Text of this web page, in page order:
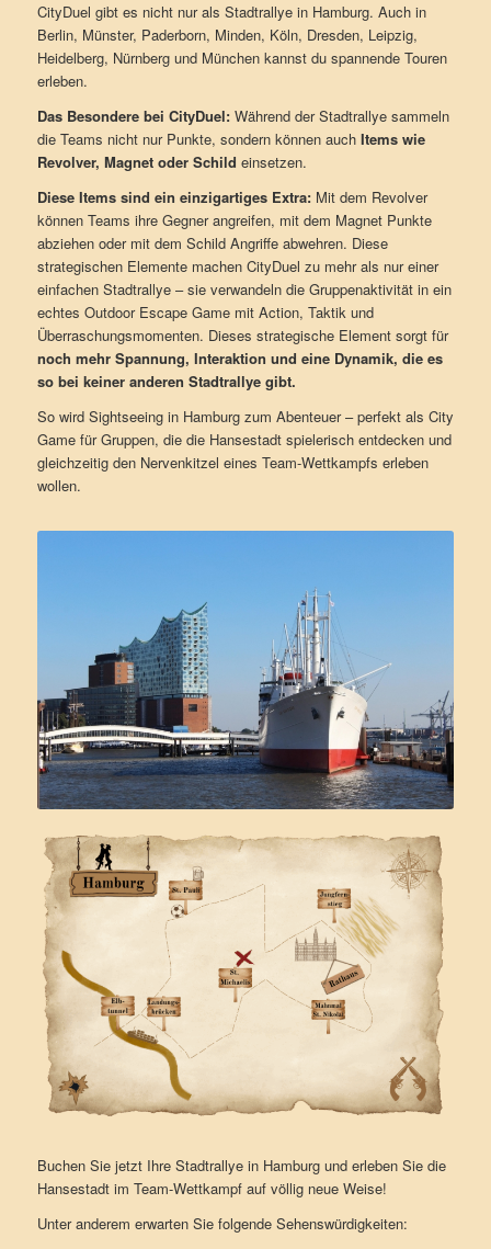
CityDuel gibt es nicht nur als Stadtrallye in Hamburg. Auch in
Berlin, Münster, Paderborn, Minden, Köln, Dresden, Leipzig,
Heidelberg, Nürnbergund Münchenkannst du spannende Touren
erleben.
Das Besondere bei CityDuel:Während der Stadtrallye sammeln
die Teams nicht nur Punkte, sondern können auch Items wie
Revolver, Magnet oder Schild einsetzen.
Diese Items sind ein einzigartiges Extra:Mit dem Revolver
können Teams ihre Gegner angreifen, mit dem Magnet Punkte
abziehen oder mit dem Schild Angriffe abwehren. Diese
strategischen Elemente machen CityDuel zu mehr als nur einer
einfachen Stadtrallye – sie verwandeln die Gruppenaktivität in ein
echtes Outdoor Escape Game mit Action, Taktik und
Überraschungsmomenten. Dieses strategische Element sorgt für
noch mehr Spannung, Interaktion und eine Dynamik, die es
so bei keiner anderen Stadtrallye gibt.
So wird Sightseeing in Hamburg zum Abenteuer – perfekt als City
Game für Gruppen, die die Hansestadt spielerisch entdecken und
gleichzeitig den Nervenkitzel eines Team-Wettkampfs erleben
wollen.
Buchen Sie jetzt Ihre Stadtrallye in Hamburg und erleben Sie die
Hansestadt im Team-Wettkampf auf völlig neue Weise!
Unter anderem erwarten Sie folgende Sehenswürdigkeiten: